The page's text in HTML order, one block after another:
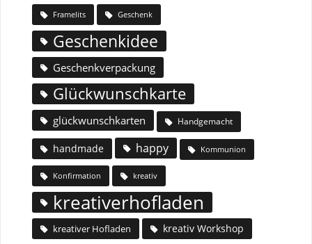
Framelits Geschenk
Geschenkidee
Geschenkverpackung
Glückwunschkarte
glückwunschkarten Handgemacht
handmade happy Kommunion
Konfirmation kreativ
kreativerhofladen
kreativer Hofladen kreativ Workshop